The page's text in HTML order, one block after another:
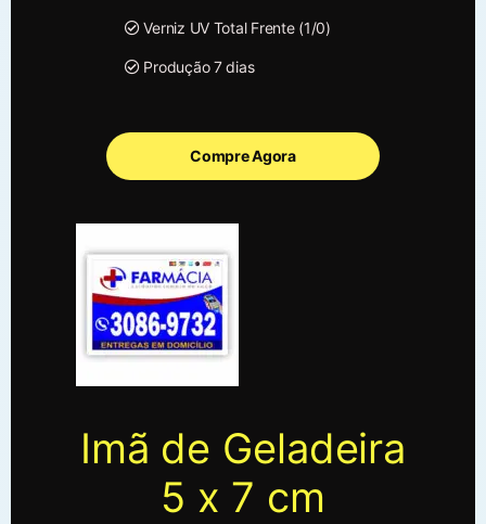
Verniz UV Total Frente (1/0)
Produção 7 dias
Compre Agora
Imã de Geladeira
5 x 7 cm